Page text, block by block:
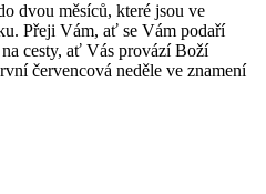
dvou měsíců, které jsou ve
Přeji Vám, ať se Vám podaří
cesty, ať Vás provází Boží
červencová neděle ve znamení